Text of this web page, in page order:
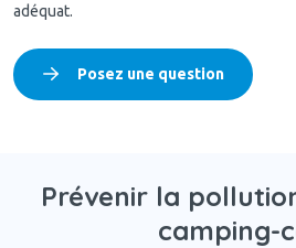
adéquat.
Posez une question
Prévenir la
camping-